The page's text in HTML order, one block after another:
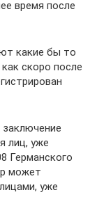
время после
какие бы то
скоро после
лиц, уже
Германского
может
уже